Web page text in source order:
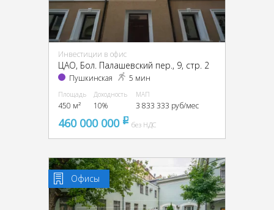
Инвестиции в офис
ЦАО, Бол. Палашевский пер., 9, стр. 2
Пушкинская 5 мин
Площадь
450 м²
Доходность
10%
МАП
3 833 333 руб/мес
460 000 000 pуббез НДС
Офисы